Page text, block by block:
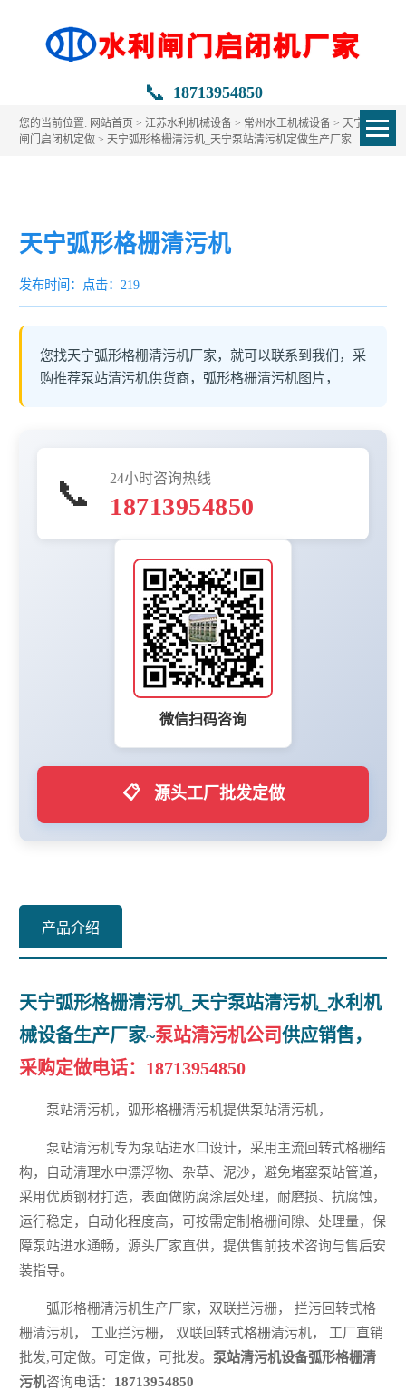
📞 18713954850
您的当前位置: 网站首页 >江苏水利机械设备 > 常州水工机械设备 >天宁水利
闸门启闭机定做 > 天宁弧形格栅清污机_天宁泵站清污机定做生产厂家
天宁弧形格栅清污机
发布时间： 点击：219
您找天宁弧形格栅清污机厂家，就可以联系到我们，采
购推荐泵站清污机供货商，弧形格栅清污机图片，
📞 24小时咨询热线
18713954850
微信扫码咨询
📋 源头工厂批发定做
产品介绍
天宁弧形格栅清污机_天宁泵站清污机_水利机
械设备生产厂家~泵站清污机公司供应销售，
采购定做电话： 18713954850
泵站清污机，弧形格栅清污机提供泵站清污机，
泵站清污机专为泵站进水口设计，采用主流回转式格栅结
构，自动清理水中漂浮物、杂草、泥沙，避免堵塞泵站管道，
采用优质钢材打造，表面做防腐涂层处理，耐磨损、抗腐蚀，
运行稳定，自动化程度高，可按需定制格栅间隙、处理量，保
障泵站进水通畅，源头厂家直供，提供售前技术咨询与售后安
装指导。
弧形格栅清污机生产厂家，双联拦污栅， 拦污回转式格
栅清污机， 工业拦污栅， 双联回转式格栅清污机， 工厂直销
批发,可定做。可定做，可批发。泵站清污机设备弧形格栅清
污机咨询电话： 18713954850